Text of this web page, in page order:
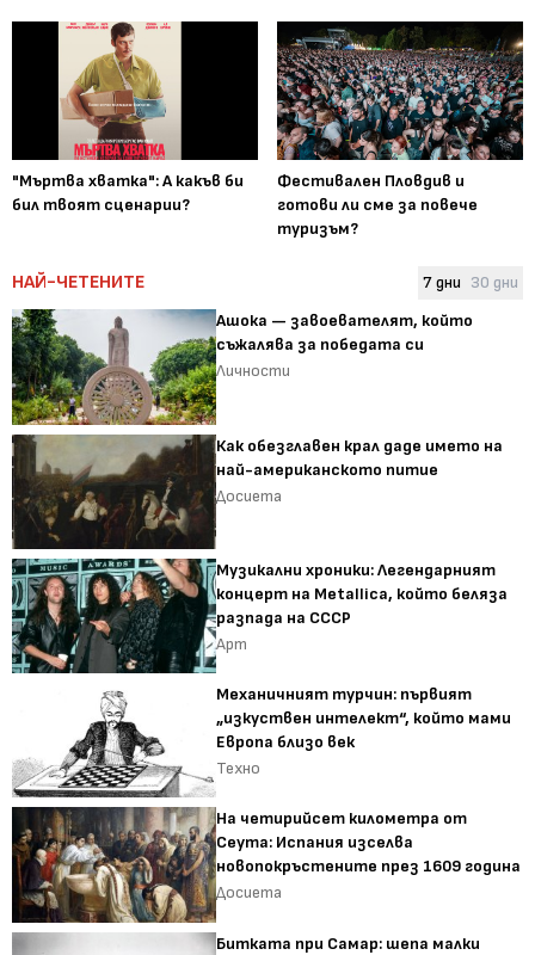
"Мъртва хватка": А какъв би
бил твоят сценарии?
Фестивален Пловдив и
готови ли сме за повече
туризъм?
НАЙ-ЧЕТЕНИТЕ 7 дни 30 дни
Ашока — завоевателят, който
съжалява за победата си
Личности
Как обезглавен крал даде името на
най-американското питие
Досиета
Музикални хроники: Легендарният
концерт на Metallica, който беляза
разпада на СССР
Арт
Механичният турчин: първият
„изкуствен интелект“, който мами
Европа близо век
Техно
На четирийсет километра от
Сеута: Испания изселва
новопокръстените през 1609 година
Досиета
Битката при Самар: шепа малки